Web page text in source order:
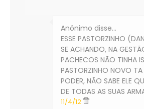
Anônimo disse…
ESSE PASTORZINHO
SE ACHANDO, NA
PACHECOS NÃO TINHA
PASTORZINHO NOVO TA
PODER, NÃO SABE ELE
DE TODAS AS SUAS
11/4/12